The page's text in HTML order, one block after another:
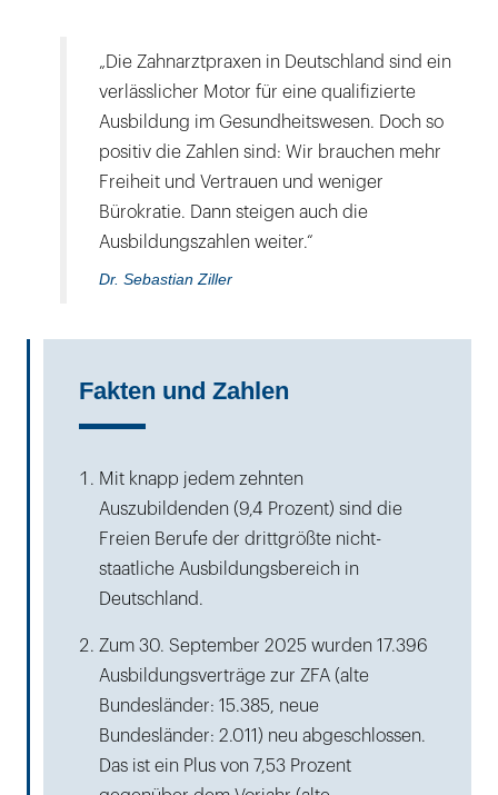
„Die Zahnarztpraxen in Deutschland sind ein
verlässlicher Motor für eine qualifizierte
Ausbildung im Gesundheitswesen. Doch so
positiv die Zahlen sind: Wir brauchen mehr
Freiheit und Vertrauen und weniger
Bürokratie. Dann steigen auch die
Ausbildungszahlen weiter.“
Dr. Sebastian Ziller
Fakten und Zahlen
Mit knapp jedem zehnten
Auszubildenden (9,4 Prozent) sind die
Freien Berufe der drittgrößte nicht-
staatliche Ausbildungsbereich in
Deutschland.
Zum 30. September 2025 wurden 17.396
Ausbildungsverträge zur ZFA (alte
Bundesländer: 15.385, neue
Bundesländer: 2.011) neu abgeschlossen.
Das ist ein Plus von 7,53 Prozent